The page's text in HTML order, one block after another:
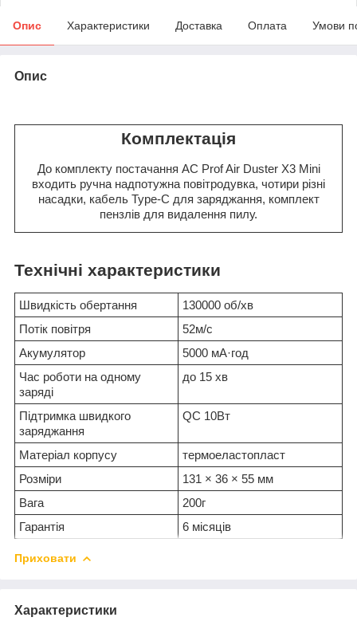
Опис Характеристики Доставка Оплата Умови
Опис
Комплектація
До комплекту постачання AC Prof Air Duster X3 Mini
входить ручна надпотужна повітродувка, чотири різні
насадки, кабель Type-C для заряджання, комплект
пензлів для видалення пилу.
Технічні характеристики
Швидкість обертання
130000 об/хв
Потік повітря
52м/с
Акумулятор
5000 мА·год
Час роботи на одному
заряді
до 15 хв
Підтримка швидкого
заряджання
QC 10Вт
Матеріал корпусу
термоеластопласт
Розміри
131 × 36 × 55 мм
Вага
200г
Гарантія
6 місяців
Приховати
Характеристики